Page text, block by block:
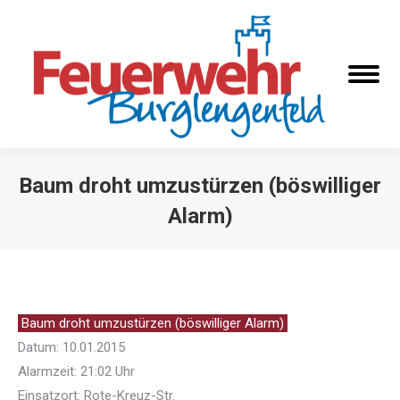
Baum droht umzustürzen (böswilliger
Alarm)
Baum droht umzustürzen (böswilliger Alarm)
Datum: 10.01.2015
Alarmzeit: 21:02 Uhr
Einsatzort: Rote-Kreuz-Str.